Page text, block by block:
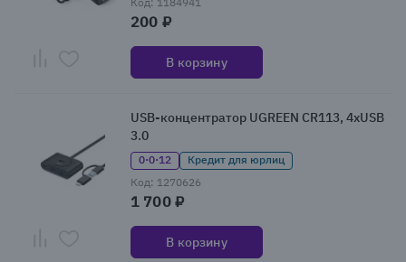
200 ₽
В корзину
USB-концентратор UGREEN CR113, 4xUSB
3.0
0·0·12
Кредит для юрлиц
Код: 1270626
1 700 ₽
В корзину